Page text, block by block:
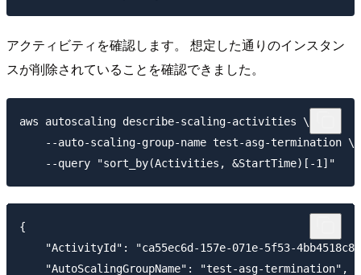
アクティビティを確認します。 想定した通りのインスタン
スが削除されていることを確認できました。
aws autoscaling describe-scaling-activities \
    --auto-scaling-group-name test-asg-termination \
{
"ActivityId": "ca55ec6d-157e-071e-5f53-
    "AutoScalingGroupName": "test-asg-termination",